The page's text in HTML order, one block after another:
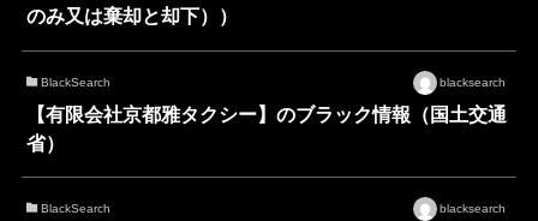
のみ又は棄却と却下））
BlackSearch blacksearch
【有限会社京都雅タクシー】のブラック情報（国土交通
省）
BlackSearch blacksearch